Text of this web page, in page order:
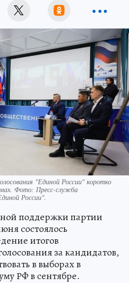
"Единой России" коротко
Фото: Пресс-служба
России".
поддержки партии
состоялось
итогов
за кандидатов,
в выборах в
РФ в сентябре.